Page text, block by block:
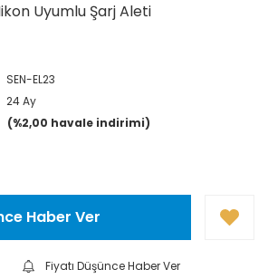
Uyumlu Şarj Aleti
SEN-EL23
24 Ay
(%2,00 havale indirimi)
Haber Ver
Fiyatı Düşünce Haber Ver